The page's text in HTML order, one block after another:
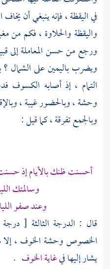
في اليقظة ، فإنه ينبغي أن
واليقظة والحلاوة ، فكم من
ورجع من حسن المعاملة إلى
ويضرب باليمين على الشمال ؟
التمام ، إذ أصابه الكسوف
وحشة ، وبالحضور غيبة ،
وبالجمع تفرقة ، كما قيل :
أحسنت ظنك بالأيام إذ
وسالمتك
وعند صفو
قال : الدرجة الثالثة [
الخصوص وحشة الخوف ، إلا
يشار إليها فيغاية الخوف .